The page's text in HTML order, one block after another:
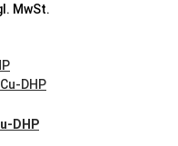
MwSt.
DHP